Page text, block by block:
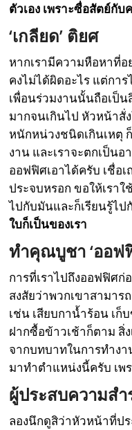
ตัวเอง เพราะซื่อสัตย์กั
‘เกลียด’ ติยศ
หากเรามีความหือหาที่
คงไม่ได้ผิดอะไร แต่กา
เพื่อนร่วมงานนั้นถือเป็
มากจนเกินไป หัวหน้าสั่
หนักหน่วงชนิดเกินเหตุ
งาน และเราจะตกเป็น
ออฟฟิศเอาได้ครับ เชื่อ
ประจบหรอก ขอให้เรา
ไปกับมันและก็เรียนรู้ไป
ใบก็เป็นของเรา
ทำคุณบูชา ‘ออฟ
การที่เราไปถึงออฟฟิศก่
สงสัยว่าพวกเขาสามาร
เช่น เสียบกาน้ำร้อน เก็
ฝากซื้อข้าวเช้าก็ตาม สิ่
จากบทบาทในการทำง
มาทำตำแหน่งนี้ครับ เพ
ผู้ประสบความสำ
ลองนึกดูสิว่าหัวหน้าที่ป